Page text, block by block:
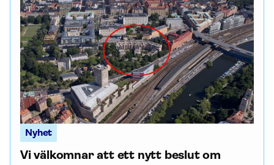
Nyhet
Vi välkomnar att ett nytt beslut om